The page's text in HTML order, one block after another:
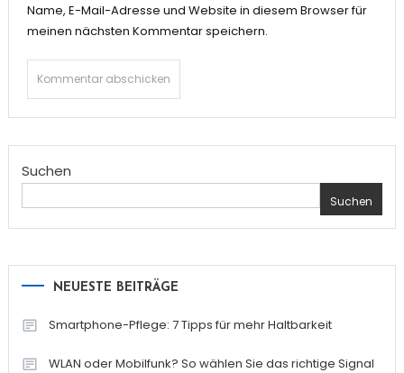
Name, E-Mail-Adresse und Website in diesem Browser für
meinen nächsten Kommentar speichern.
Suchen
Suchen
NEUESTE BEITRÄGE
Smartphone-Pflege: 7 Tipps für mehr Haltbarkeit
WLAN oder Mobilfunk? So wählen Sie das richtige Signal